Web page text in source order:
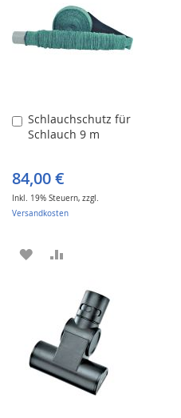
Schlauchschutz für
Schlauch 9 m
84,00 €
Inkl. 19% Steuern, zzgl.
Versandkosten
In
den
ZUR
HINZUFÜGEN
HINZUFÜGEN